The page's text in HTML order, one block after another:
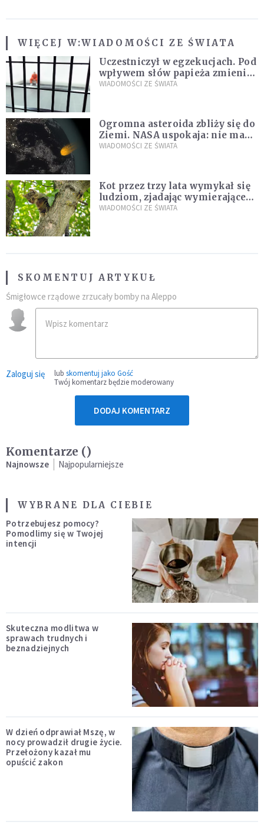
WIĘCEJ W:WIADOMOŚCI ZE ŚWIATA
Uczestniczył w egzekucjach. Pod
wpływem słów papieża zmienił
zdanie
WIADOMOŚCI ZE ŚWIATA
Ogromna asteroida zbliży się do
Ziemi. NASA uspokaja: nie ma
zagrożenia
WIADOMOŚCI ZE ŚWIATA
Kot przez trzy lata wymykał się
ludziom, zjadając wymierające
kaczki. W końcu popełnił
WIADOMOŚCI ZE ŚWIATA
SKOMENTUJ ARTYKUŁ
Śmigłowce rządowe zrzucały bomby na Aleppo
Zaloguj się lub skomentuj jako Gość
Twój komentarz będzie moderowany
DODAJ KOMENTARZ
Komentarze ()
Najnowsze Najpopularniejsze
WYBRANE DLA CIEBIE
Potrzebujesz pomocy?
Pomodlimy się w Twojej
intencji
Skuteczna modlitwa w
sprawach trudnych i
beznadziejnych
W dzień odprawiał Mszę, w
nocy prowadził drugie życie.
Przełożony kazał mu
opuścić zakon